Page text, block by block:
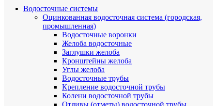
Водосточные системы
Оцинкованная водосточная система (городская,
промышленная)
Водосточные воронки
Желоба водосточные
Заглушки желоба
Кронштейны желоба
Углы желоба
Водосточные трубы
Крепление водосточной трубы
Колени водосточной трубы
Отливы (отметы) водосточной трубы